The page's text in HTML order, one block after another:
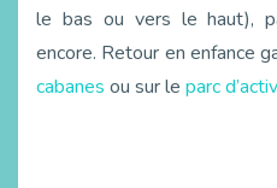
le bas ou vers le haut),
encore. Retour en enfance
cabanes ou sur le parc